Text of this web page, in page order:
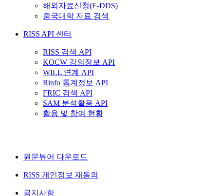
해외자료신청(E-DDS)
중국대학 자료 검색
RISS API 센터
RISS 검색 API
KOCW 강의정보 API
WILL 연계 API
Rinfo 통계정보 API
FRIC 검색 API
SAM 분석활용 API
활용 및 참여 현황
원문뷰어 다운로드
RISS 개인정보 재동의
공지사항